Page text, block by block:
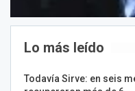
Lo más leído
Todavía Sirve: en seis